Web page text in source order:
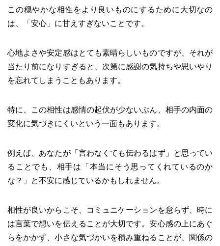
この穏やかな相性をより良いものにするために大切なの
は、「安心」に甘えすぎないことです。
心地よさや安定感はとても素晴らしいものですが、それが
当たり前になりすぎると、次第に感謝の気持ちや思いやり
を忘れてしまうこともあります。
特に、この相性は感情の起伏が少ないぶん、相手の内面の
変化に気づきにくいという一面もあります。
例えば、あなたが「言わなくても伝わるはず」と思ってい
ることでも、相手は「本当にそう思ってくれているのか
な？」と不安に感じているかもしれません。
相性が良いからこそ、コミュニケーションを怠らず、時に
は言葉で想いを伝えることが大切です。安心感の上にあぐ
らをかかず、小さな気づかいを積み重ねることが、関係の